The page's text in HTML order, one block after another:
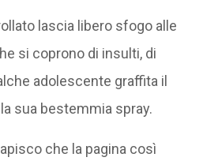
lascia libero sfogo alle
si coprono di insulti, di
adolescente graffita il
sua bestemmia spray.
che la pagina così